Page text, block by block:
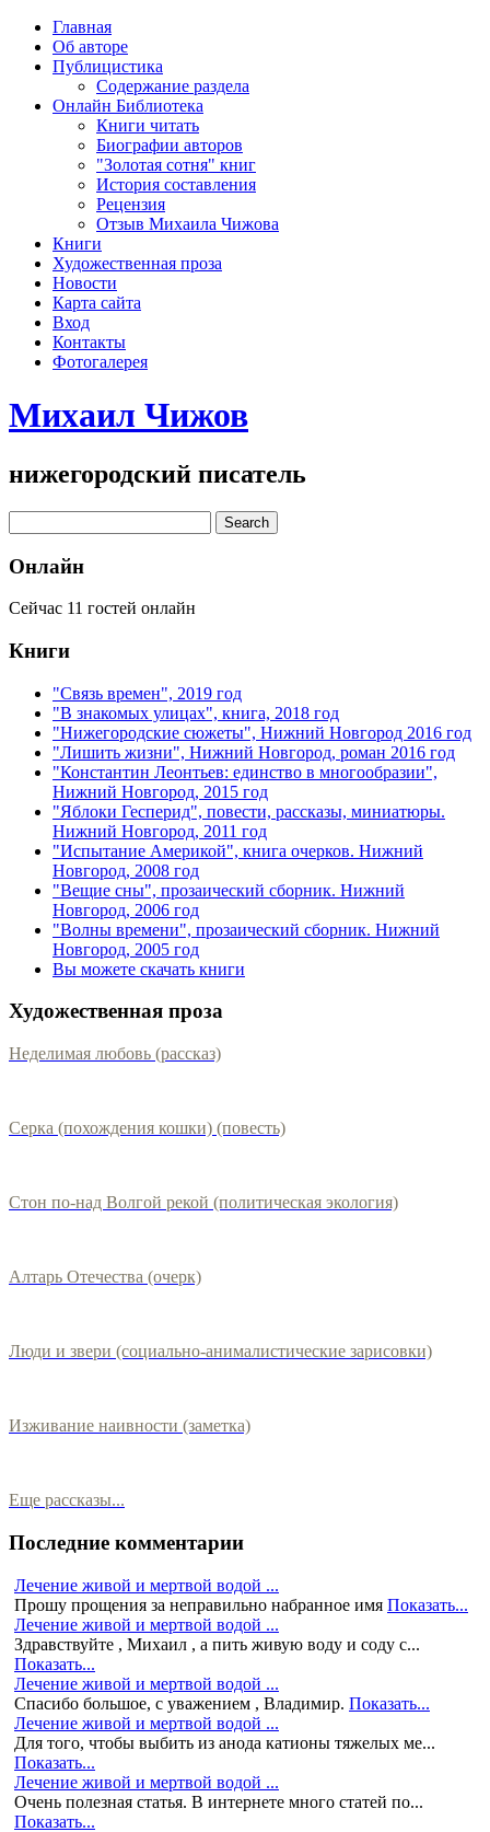
Главная
Об авторе
Публицистика
Содержание раздела
Онлайн Библиотека
Книги читать
Биографии авторов
"Золотая сотня" книг
История составления
Рецензия
Отзыв Михаила Чижова
Книги
Художественная проза
Новости
Карта сайта
Вход
Контакты
Фотогалерея
Михаил Чижов
нижегородский писатель
Онлайн
Сейчас 11 гостей онлайн
Книги
"Связь времен", 2019 год
"В знакомых улицах", книга, 2018 год
"Нижегородские сюжеты", Нижний Новгород 2016 год
"Лишить жизни", Нижний Новгород, роман 2016 год
"Константин Леонтьев: единство в многообразии",
Нижний Новгород, 2015 год
"Яблоки Гесперид", повести, рассказы, миниатюры.
Нижний Новгород, 2011 год
"Испытание Америкой", книга очерков. Нижний
Новгород, 2008 год
"Вещие сны", прозаический сборник. Нижний
Новгород, 2006 год
"Волны времени", прозаический сборник. Нижний
Новгород, 2005 год
Вы можете скачать книги
Художественная проза
Неделимая любовь (рассказ)
Серка (похождения кошки) (повесть)
Стон по-над Волгой рекой (политическая экология)
Алтарь Отечества (очерк)
Люди и звери (социально-анималистические зарисовки)
Изживание наивности (заметка)
Еще рассказы...
Последние комментарии
Лечение живой и мертвой водой ...
Прошу прощения за неправильно набранное имя Показать...
Лечение живой и мертвой водой ...
Здравствуйте , Михаил , а пить живую воду и соду с...
Показать...
Лечение живой и мертвой водой ...
Спасибо большое, с уважением , Владимир. Показать...
Лечение живой и мертвой водой ...
Для того, чтобы выбить из анода катионы тяжелых ме...
Показать...
Лечение живой и мертвой водой ...
Очень полезная статья. В интернете много статей по...
Показать...